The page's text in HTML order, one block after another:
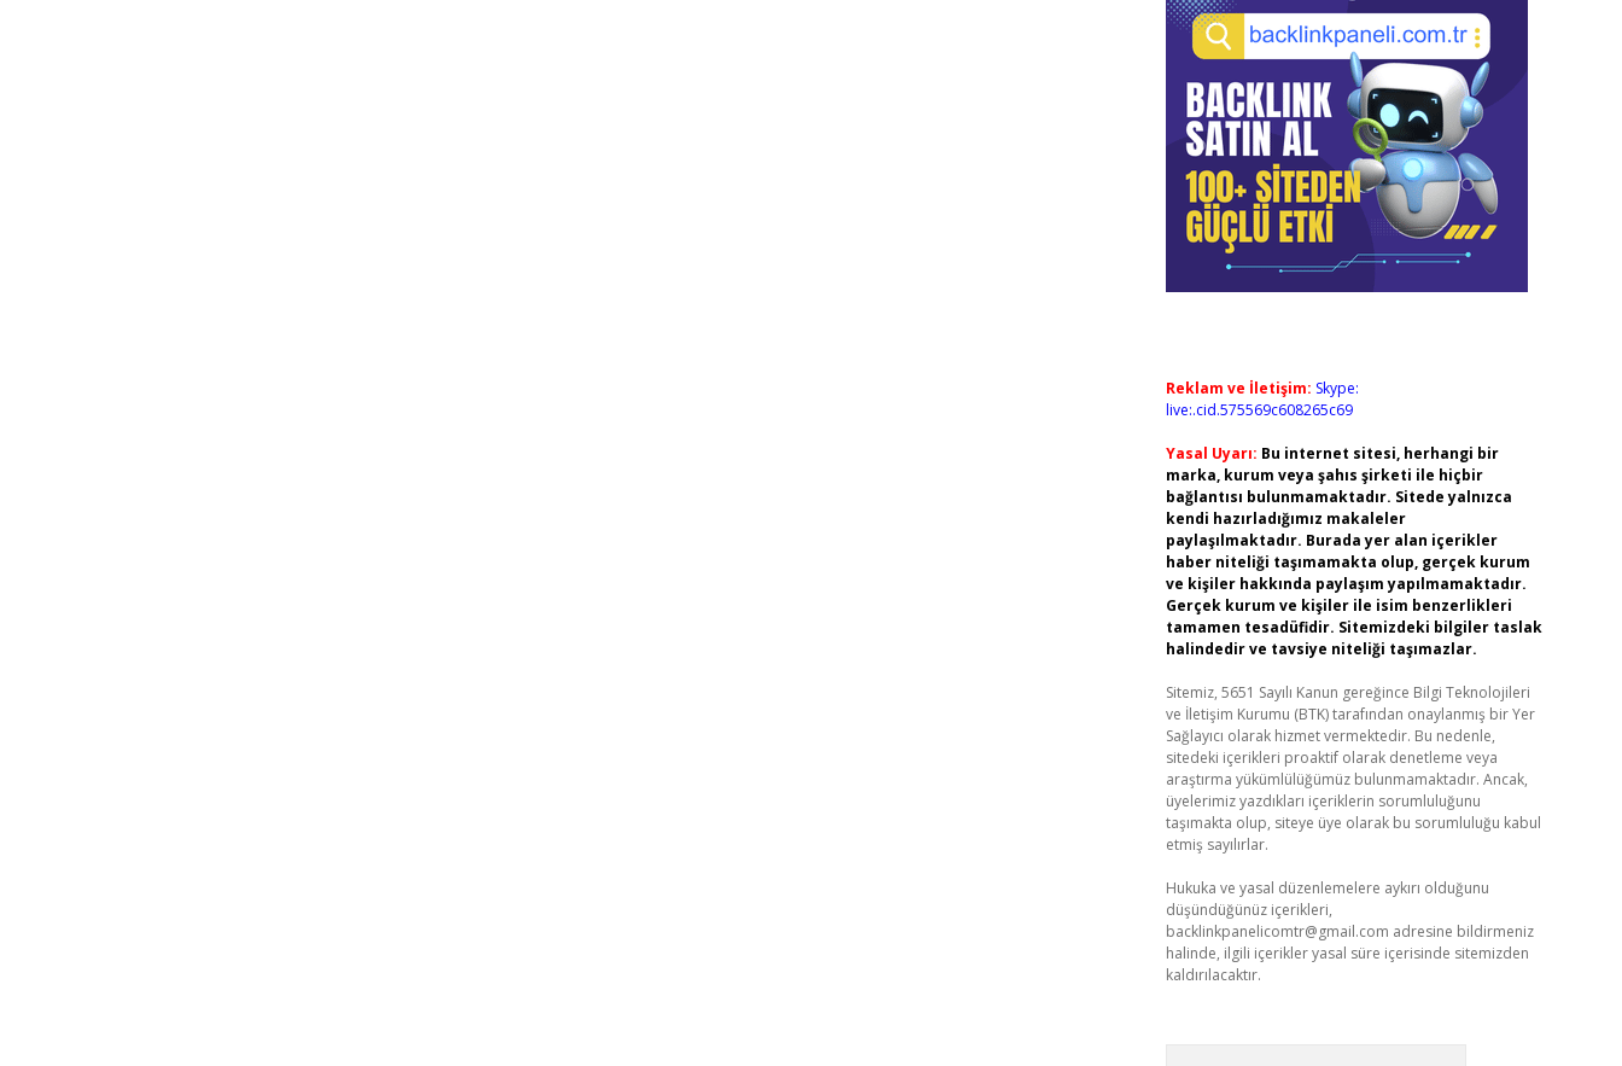
Reklam ve İletişim: Skype:
live:.cid.575569c608265c69
Yasal Uyarı: Bu internet sitesi, herhangi bir
marka, kurum veya şahıs şirketi ile hiçbir
bağlantısı bulunmamaktadır. Sitede yalnızca
kendi hazırladığımız makaleler
paylaşılmaktadır. Burada yer alan içerikler
haber niteliği taşımamakta olup, gerçek kurum
ve kişiler hakkında paylaşım yapılmamaktadır.
Gerçek kurum ve kişiler ile isim benzerlikleri
tamamen tesadüfidir. Sitemizdeki bilgiler taslak
halindedir ve tavsiye niteliği taşımazlar.
Sitemiz, 5651 Sayılı Kanun gereğince Bilgi Teknolojileri
ve İletişim Kurumu (BTK) tarafından onaylanmış bir Yer
Sağlayıcı olarak hizmet vermektedir. Bu nedenle,
sitedeki içerikleri proaktif olarak denetleme veya
araştırma yükümlülüğümüz bulunmamaktadır. Ancak,
üyelerimiz yazdıkları içeriklerin sorumluluğunu
taşımakta olup, siteye üye olarak bu sorumluluğu kabul
etmiş sayılırlar.
Hukuka ve yasal düzenlemelere aykırı olduğunu
düşündüğünüz içerikleri,
backlinkpanelicomtr@gmail.com adresine bildirmeniz
halinde, ilgili içerikler yasal süre içerisinde sitemizden
kaldırılacaktır.